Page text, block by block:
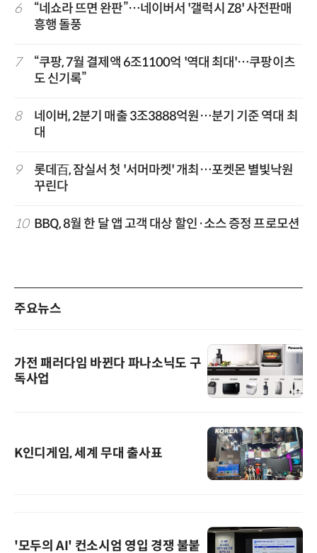
6
“네쇼라 뜨면 완판”…네이버서 '갤럭시 Z8' 사전판매
흥행 돌풍
7
“쿠팡, 7월 결제액 6조1100억 '역대 최대'…쿠팡이츠
도 신기록”
8
네이버, 2분기 매출 3조3888억원…분기 기준 역대 최
대
9
롯데百, 잠실서 첫 '서머마켓' 개최…포켓몬 별빛낙원
꾸린다
10 BBQ, 8월 한 달 앱 고객 대상 할인·소스 증정 프로모션
주요뉴스
가전 패러다임 바뀐다 파나소닉도 구
독사업
K인디게임, 세계 무대 출사표
'모두의 AI' 컨소시엄 영입 경쟁 불붙